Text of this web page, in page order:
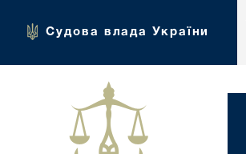
Судова влада України